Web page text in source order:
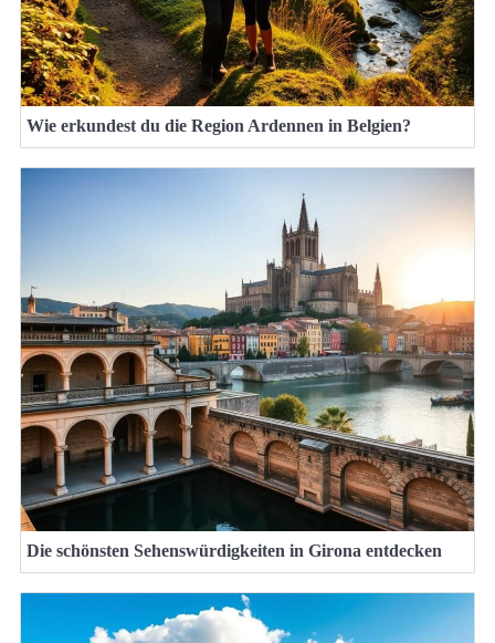
Wie erkundest du die Region Ardennen in Belgien?
Die schönsten Sehenswürdigkeiten in Girona entdecken